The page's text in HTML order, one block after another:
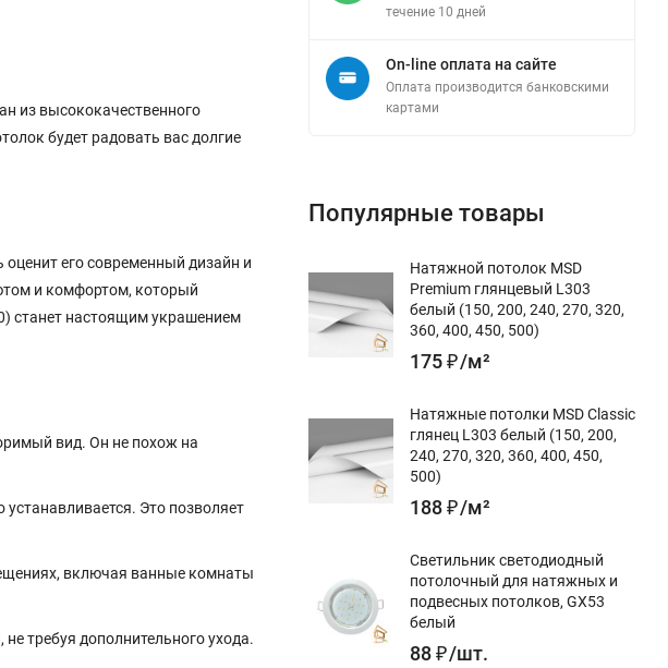
из высококачественного
будет радовать вас долгие
его современный дизайн и
и комфортом, который
станет настоящим украшением
вид. Он не похож на
Это позволяет
включая ванные комнаты
требуя дополнительного ухода.
течение 10 дней
On-line оплата на сайте
Оплата производится банковскими
картами
Популярные товары
Натяжной потолок MSD
Premium глянцевый L303
белый (150, 200, 240, 270, 320,
360, 400, 450, 500)
175₽/м²
Натяжные потолки MSD Classic
глянец L303 белый (150, 200,
240, 270, 320, 360, 400, 450,
500)
188₽/м²
Светильник светодиодный
потолочный для натяжных и
подвесных потолков, GX53
белый
88₽/шт.